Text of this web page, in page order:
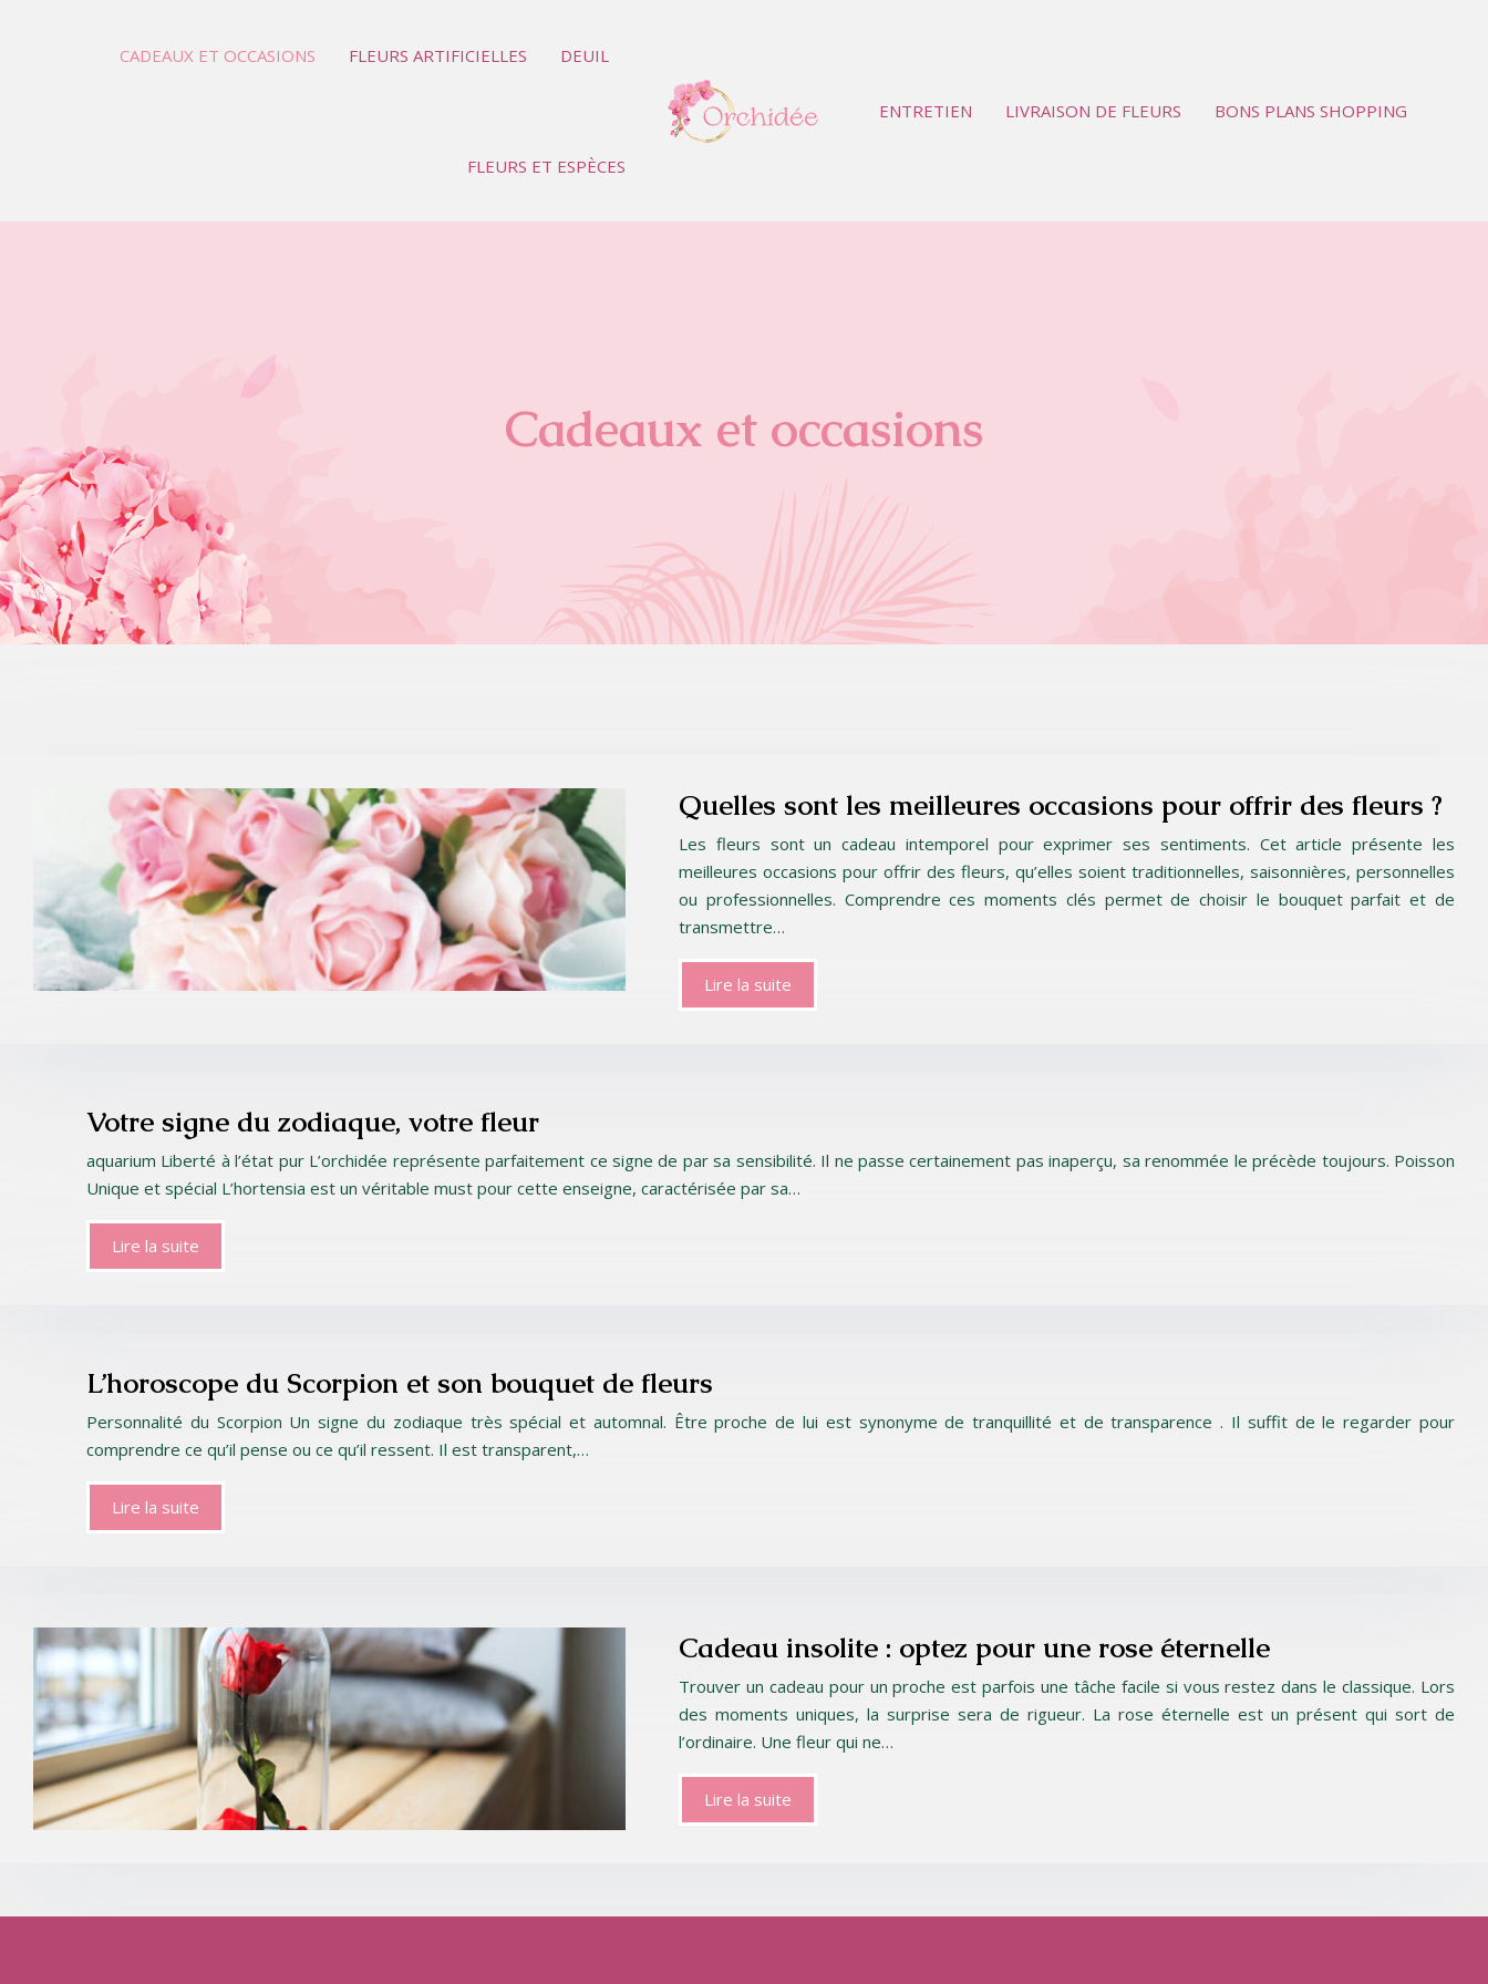
DEUIL
FLEURS ARTIFICIELLES
CADEAUX ET OCCASIONS
FLEURS ET ESPÈCES
ENTRETIEN LIVRAISON DE FLEURS BONS PLANS SHOPPING
Cadeaux et occasions
Quelles sont les meilleures occasions pour offrir des fleurs ?
Les fleurs sont un cadeau intemporel pour exprimer ses sentiments. Cet article présente les
meilleures occasions pour offrir des fleurs, qu’elles soient traditionnelles, saisonnières, personnelles
ou professionnelles. Comprendre ces moments clés permet de choisir le bouquet parfait et de
transmettre…
Lire la suite
Votre signe du zodiaque, votre fleur
aquarium Liberté à l’état pur L’orchidée représente parfaitement ce signe de par sa sensibilité. Il ne passe certainement pas inaperçu, sa renommée le précède toujours. Poisson
Unique et spécial L’hortensia est un véritable must pour cette enseigne, caractérisée par sa…
Lire la suite
L’horoscope du Scorpion et son bouquet de fleurs
Personnalité du Scorpion Un signe du zodiaque très spécial et automnal. Être proche de lui est synonyme de tranquillité et de transparence . Il suffit de le regarder pour
comprendre ce qu’il pense ou ce qu’il ressent. Il est transparent,…
Lire la suite
Cadeau insolite : optez pour une rose éternelle
Trouver un cadeau pour un proche est parfois une tâche facile si vous restez dans le classique. Lors
des moments uniques, la surprise sera de rigueur. La rose éternelle est un présent qui sort de
l’ordinaire. Une fleur qui ne…
Lire la suite